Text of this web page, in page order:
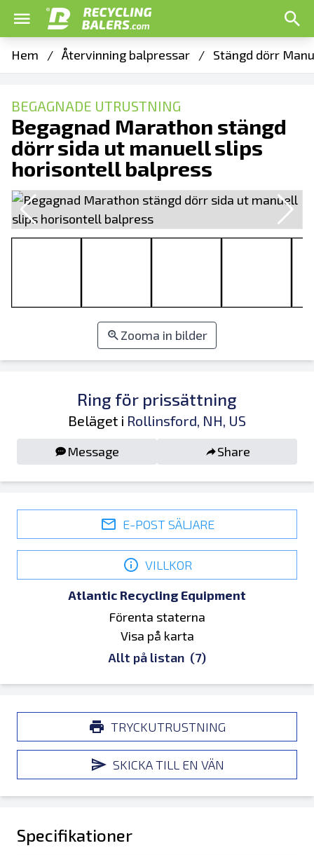
Hem / Återvinning balpressar / Stängd dörr
BEGAGNADE UTRUSTNING
Begagnad Marathon stängd
dörr sida ut manuell slips
horisontell balpress
Zooma in bilder
Ring för prissättning
Beläget i Rollinsford, NH, US
Message Share
E-POST SÄLJARE
VILLKOR
Atlantic Recycling Equipment
Förenta staterna
Visa på karta
Allt på listan (7)
TRYCKUTRUSTNING
SKICKA TILL EN VÄN
Specifikationer